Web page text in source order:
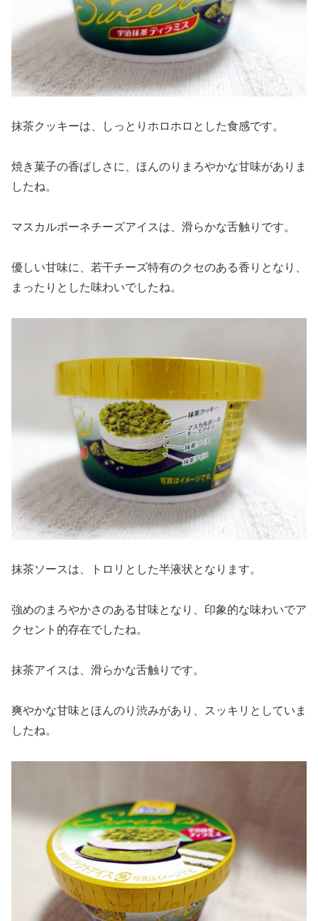
抹茶クッキーは、しっとりホロホロとした食感です。
焼き菓子の香ばしさに、ほんのりまろやかな甘味がありま
したね。
マスカルポーネチーズアイスは、滑らかな舌触りです。
優しい甘味に、若干チーズ特有のクセのある香りとなり、
まったりとした味わいでしたね。
抹茶ソースは、トロリとした半液状となります。
強めのまろやかさのある甘味となり、印象的な味わいでア
クセント的存在でしたね。
抹茶アイスは、滑らかな舌触りです。
爽やかな甘味とほんのり渋みがあり、スッキリとしていま
したね。